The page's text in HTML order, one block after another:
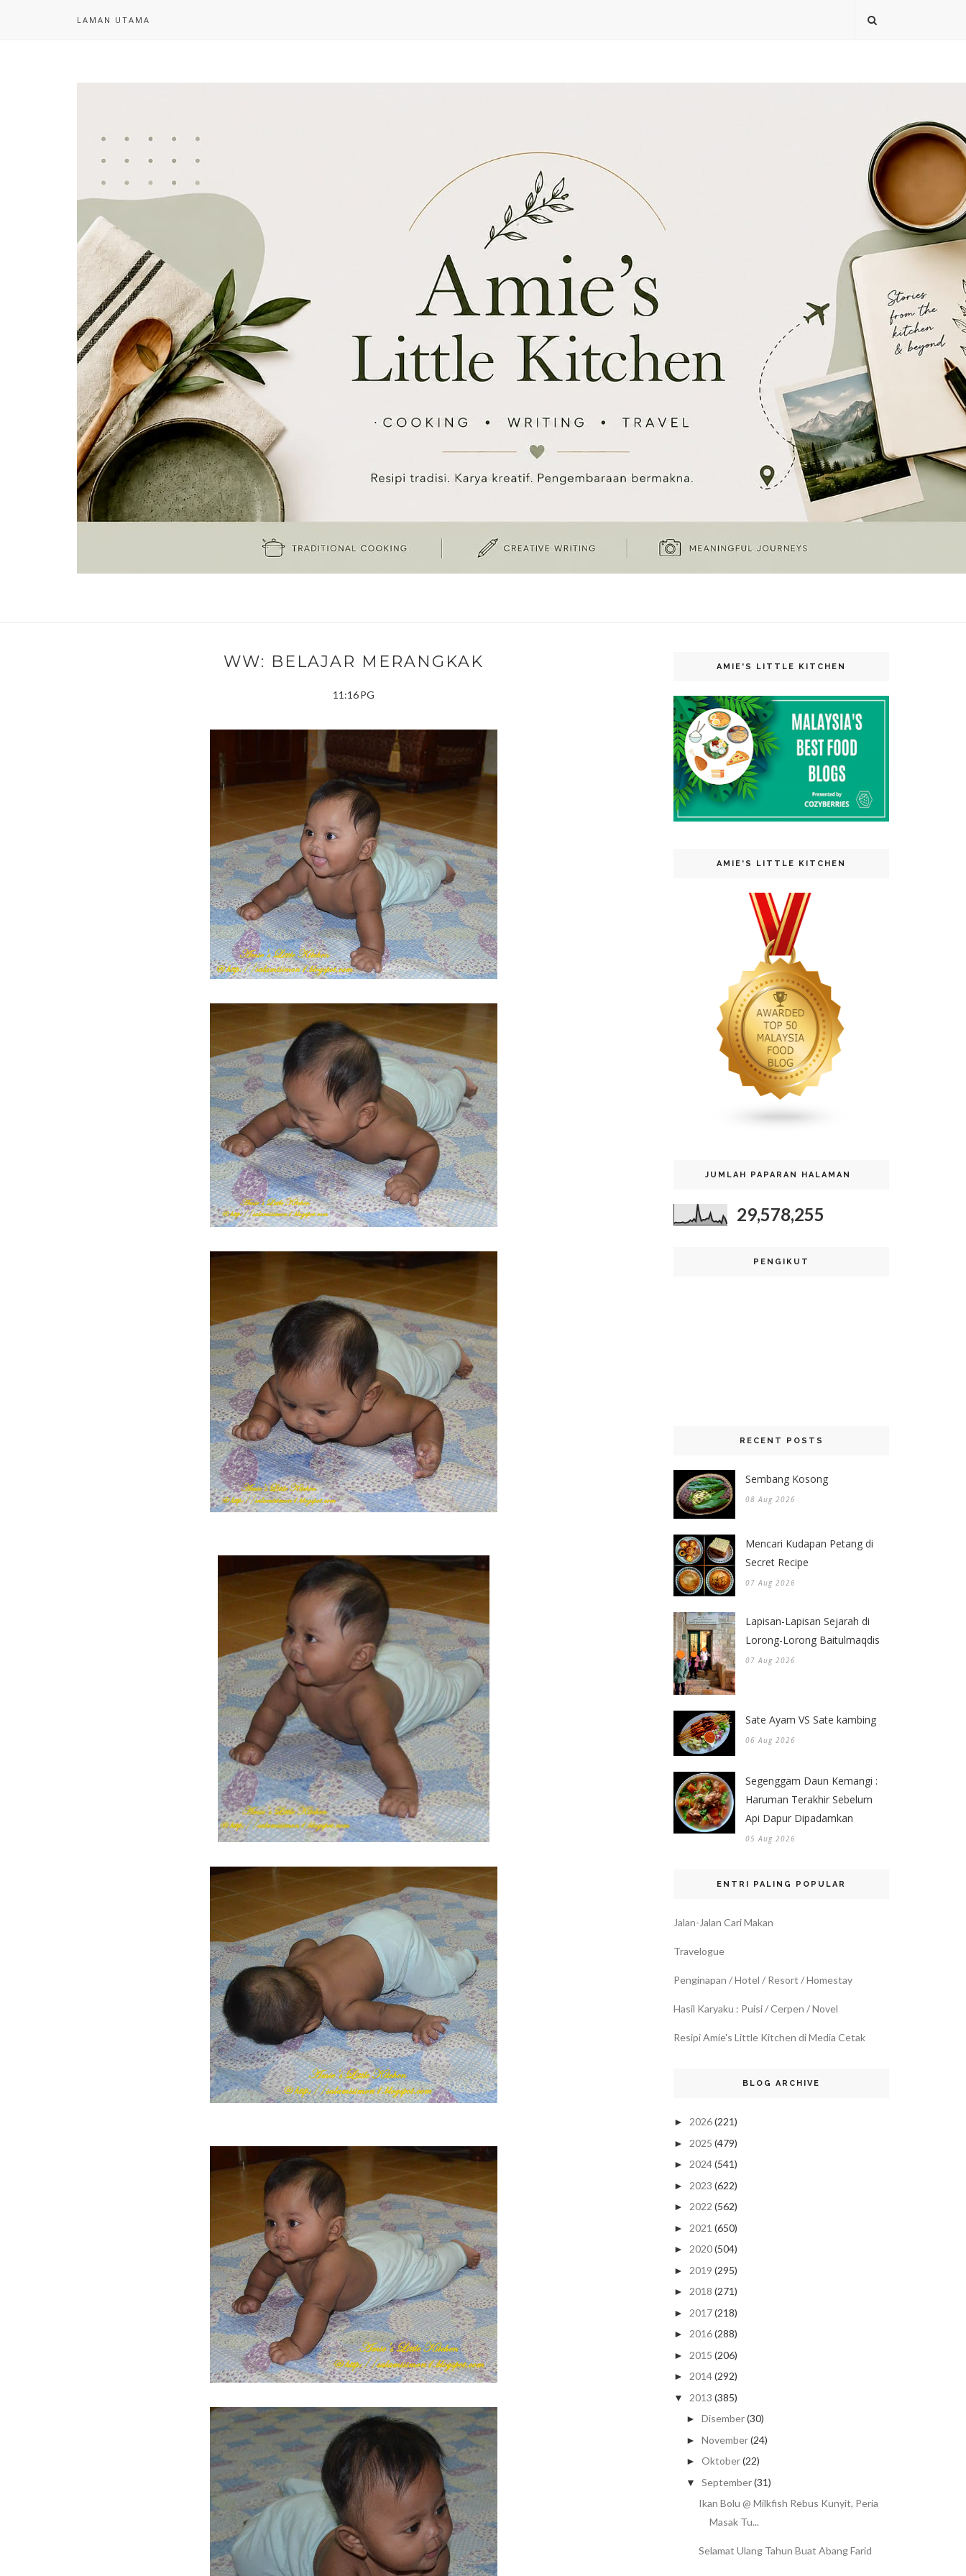
LAMAN UTAMA
WW: BELAJAR MERANGKAK
11:16 PG
AMIE'S LITTLE KITCHEN
AMIE'S LITTLE KITCHEN
JUMLAH PAPARAN HALAMAN
29,578,255
PENGIKUT
RECENT POSTS
Sembang Kosong
08 Aug 2026
Mencari Kudapan Petang di
Secret Recipe
07 Aug 2026
Lapisan-Lapisan Sejarah di
Lorong-Lorong Baitulmaqdis
07 Aug 2026
Sate Ayam VS Sate kambing
06 Aug 2026
Segenggam Daun Kemangi :
Haruman Terakhir Sebelum
Api Dapur Dipadamkan
05 Aug 2026
ENTRI PALING POPULAR
Jalan-Jalan Cari Makan
Travelogue
Penginapan / Hotel / Resort / Homestay
Hasil Karyaku : Puisi / Cerpen / Novel
Resipi Amie's Little Kitchen di Media Cetak
BLOG ARCHIVE
► 2026(221)
► 2025 (479)
► 2024(541)
► 2023 (622)
► 2022 (562)
► 2021 (650)
► 2020(504)
► 2019 (295)
► 2018 (271)
► 2017(218)
► 2016(288)
► 2015 (206)
► 2014(292)
▼ 2013 (385)
► Disember(30)
► November(24)
► Oktober(22)
▼ September(31)
Ikan Bolu @ Milkfish Rebus Kunyit, Peria
Masak Tu...
Selamat Ulang Tahun Buat Abang Farid